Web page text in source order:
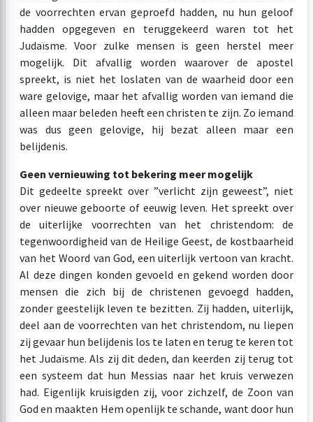
de voorrechten ervan geproefd hadden, nu hun geloof
hadden opgegeven en teruggekeerd waren tot het
Judaïsme. Voor zulke mensen is geen herstel meer
mogelijk. Dit afvallig worden waarover de apostel
spreekt, is niet het loslaten van de waarheid door een
ware gelovige, maar het afvallig worden van iemand die
alleen maar beleden heeft een christen te zijn. Zo iemand
was dus geen gelovige, hij bezat alleen maar een
belijdenis.
Geen vernieuwing tot bekering meer mogelijk
Dit gedeelte spreekt over ”verlicht zijn geweest”, niet
over nieuwe geboorte of eeuwig leven. Het spreekt over
de uiterlijke voorrechten van het christendom: de
tegenwoordigheid van de Heilige Geest, de kostbaarheid
van het Woord van God, een uiterlijk vertoon van kracht.
Al deze dingen konden gevoeld en gekend worden door
mensen die zich bij de christenen gevoegd hadden,
zonder geestelijk leven te bezitten. Zij hadden, uiterlijk,
deel aan de voorrechten van het christendom, nu liepen
zij gevaar hun belijdenis los te laten en terug te keren tot
het Judaïsme. Als zij dit deden, dan keerden zij terug tot
een systeem dat hun Messias naar het kruis verwezen
had. Eigenlijk kruisigden zij, voor zichzelf, de Zoon van
God en maakten Hem openlijk te schande, want door hun